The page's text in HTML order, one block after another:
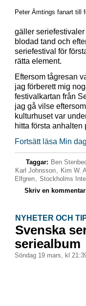
Peter Ämtings fanart till
gäller
blodad tand och
seriefestival för
rätta element.
Eftersom tågresan
jag förberett mig
festivalkartan från
jag gå vilse
kulturhuset var
hitta första anhalten
Fortsätt läsa Min
Taggar: Ben
Karl Johnsson, Kim W.
Elfgren, Stockholms
Skriv en kommentar
NYHETER OCH
Svenska
seriealbum
söndag 19 mars, kl